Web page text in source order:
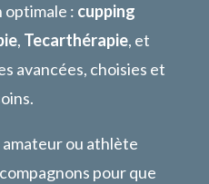
: cupping
, Tecarthérapie, et
avancées, choisies et
ou athlète
pour que